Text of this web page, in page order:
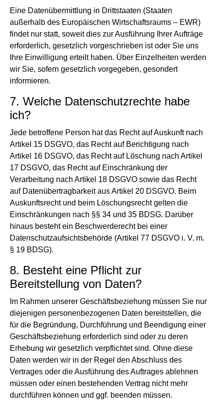
Eine Datenübermittlung in Drittstaaten (Staaten
außerhalb des Europäischen Wirtschaftsraums – EWR)
findet nur statt, soweit dies zur Ausführung Ihrer Aufträge
erforderlich, gesetzlich vorgeschrieben ist oder Sie uns
Ihre Einwilligung erteilt haben. Über Einzelheiten werden
wir Sie, sofern gesetzlich vorgegeben, gesondert
informieren.
7. Welche Datenschutzrechte habe
ich?
Jede betroffene Person hat das Recht auf Auskunft nach
Artikel 15 DSGVO, das Recht auf Berichtigung nach
Artikel 16 DSGVO, das Recht auf Löschung nach Artikel
17 DSGVO, das Recht auf Einschränkung der
Verarbeitung nach Artikel 18 DSGVO sowie das Recht
auf Datenübertragbarkeit aus Artikel 20 DSGVO. Beim
Auskunftsrecht und beim Löschungsrecht gelten die
Einschränkungen nach §§ 34 und 35 BDSG. Darüber
hinaus besteht ein Beschwerderecht bei einer
Datenschutzaufsichtsbehörde (Artikel 77 DSGVO i. V. m.
§ 19 BDSG).
8. Besteht eine Pflicht zur
Bereitstellung von Daten?
Im Rahmen unserer Geschäftsbeziehung müssen Sie nur
diejenigen personenbezogenen Daten bereitstellen, die
für die Begründung, Durchführung und Beendigung einer
Geschäftsbeziehung erforderlich sind oder zu deren
Erhebung wir gesetzlich verpflichtet sind. Ohne diese
Daten werden wir in der Regel den Abschluss des
Vertrages oder die Ausführung des Auftrages ablehnen
müssen oder einen bestehenden Vertrag nicht mehr
durchführen können und ggf. beenden müssen.